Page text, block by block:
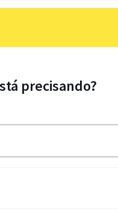
precisando?